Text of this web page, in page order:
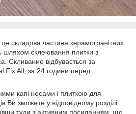
складова частина керамогранітних
шляхом склеювання плитки з
Скливание відбувається за
Fix All, за 24 години перед
капі носами і плиткою для
Ви зможете у відповідному розділі
туди з активним посиланням, що